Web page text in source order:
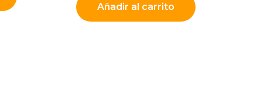
Añadir al carrito